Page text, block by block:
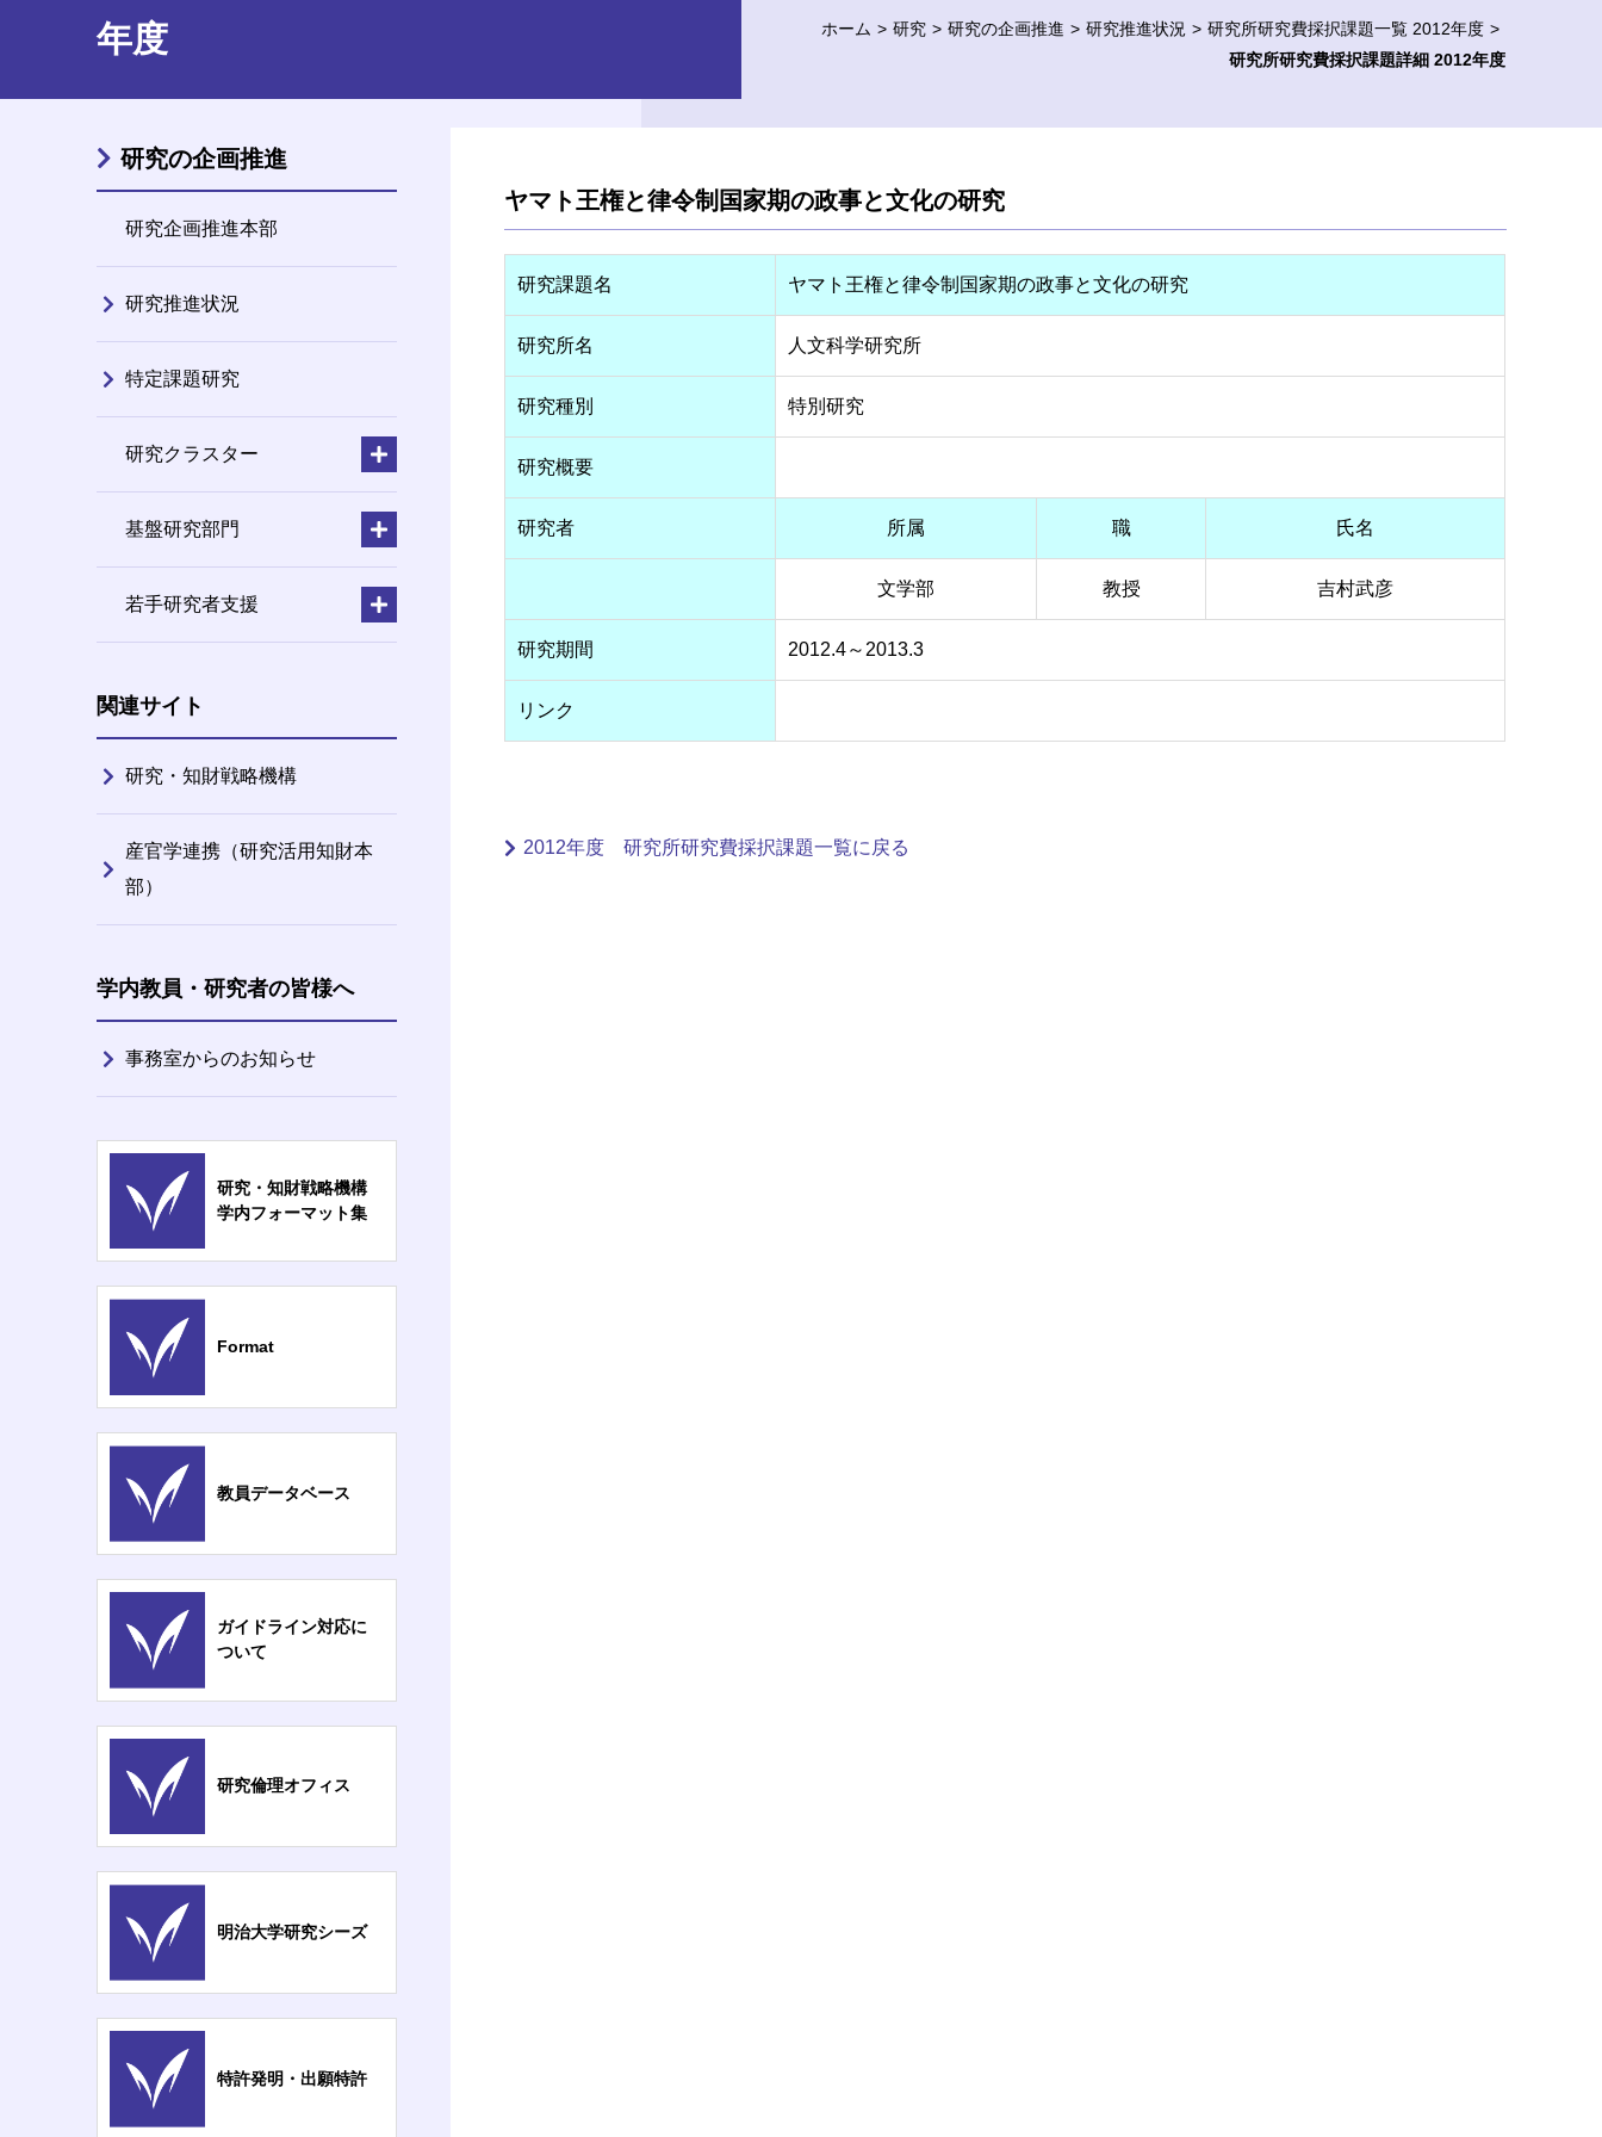
年度 ホーム 研究 研究の企画推進 研究推進状況
研究所研究費採択課題一覧 2012年度
研究所研究費採択課題詳細 2012年度
ヤマト王権と律令制国家期の政事と文化の研究
研究課題名 ヤマト王権と律令制国家期の政事と文化の研究
研究所名 人文科学研究所
研究種別 特別研究
研究概要
研究者 所属 職 氏名
文学部 教授 吉村武彦
研究期間 2012.4～2013.3
リンク
2012年度 研究所研究費採択課題一覧に戻る
研究の企画推進
研究企画推進本部
研究推進状況
特定課題研究
研究クラスター
基盤研究部門
若手研究者支援
関連サイト
研究・知財戦略機構
産官学連携（研究活用知財本
部）
学内教員・研究者の皆様へ
事務室からのお知らせ
研究・知財戦略機構
学内フォーマット集
Format
教員データベース
ガイドライン対応に
ついて
研究倫理オフィス
明治大学研究シーズ
特許発明・出願特許